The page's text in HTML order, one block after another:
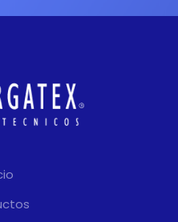
gran escala y precisión, que
simplemente en los que
una estética limpia y pulida
sea la prioridad.